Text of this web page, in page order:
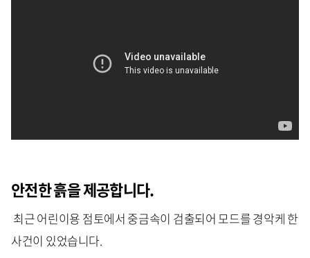
안전한 흙을 제공합니다.
최근 어린이용 점토에서 중금속이 검출되어 모드를 경악케 한
사건이 있었습니다.